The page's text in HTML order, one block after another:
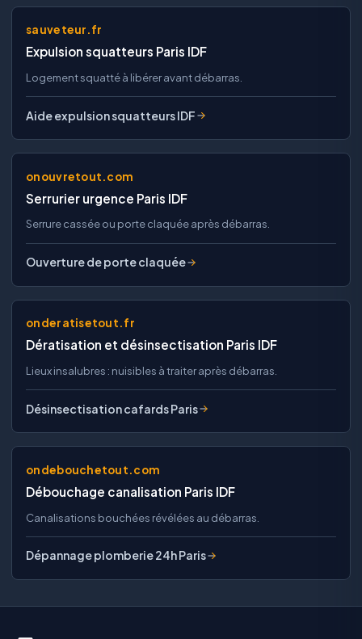
sauveteur.fr
Expulsion squatteurs Paris IDF
Logement squatté à libérer avant débarras.
Aide expulsion squatteurs IDF
onouvretout.com
Serrurier urgence Paris IDF
Serrure cassée ou porte claquée après débarras.
Ouverture de porte claquée
onderatisetout.fr
Dératisation et désinsectisation Paris IDF
Lieux insalubres : nuisibles à traiter après débarras.
Désinsectisation cafards Paris
ondebouchetout.com
Débouchage canalisation Paris IDF
Canalisations bouchées révélées au débarras.
Dépannage plomberie 24h Paris